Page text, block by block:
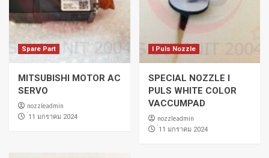
Spare Part
MITSUBISHI MOTOR AC
SERVO
nozzleadmin
่11 มกราคม 2024
I Puls Nozzle
SPECIAL NOZZLE I
PULS WHITE COLOR
VACCUMPAD
nozzleadmin
่11 มกราคม 2024